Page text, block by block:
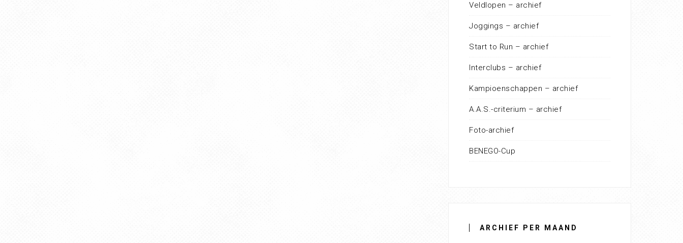
Veldlopen – archief
Joggings – archief
Start to Run – archief
Interclubs – archief
Kampioenschappen – archief
A.A.S.-criterium – archief
Foto-archief
BENEGO-Cup
ARCHIEF PER MAAND